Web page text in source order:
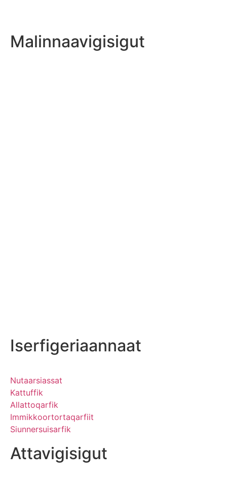
Malinnaavigisigut
Iserfigeriaannaat
Nutaarsiassat
Kattuffik
Allattoqarfik
Immikkoortortaqarfiit
Siunnersuisarfik
Attavigisigut